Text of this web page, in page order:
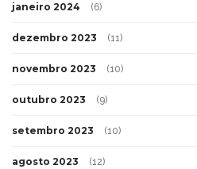
janeiro 2024 (6)
dezembro 2023 (11)
novembro 2023 (10)
outubro 2023 (9)
setembro 2023 (10)
agosto 2023 (12)